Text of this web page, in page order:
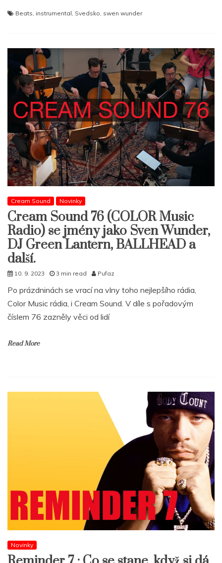
Beats instrumental Svedsko swen wunder
Cream Sound Novinky
Cream Sound 76 (COLOR Music
Radio) se jmény jako Sven Wunder,
DJ Green Lantern, BALLHEAD a
další.
10. 9. 2023 3 min read Pufaz
Po prázdninách se vrací na vlny toho nejlepšího rádia,
Color Music rádia, i Cream Sound. V díle s pořadovým
číslem 76 zazněly věci od lidí
Read More
Novinky